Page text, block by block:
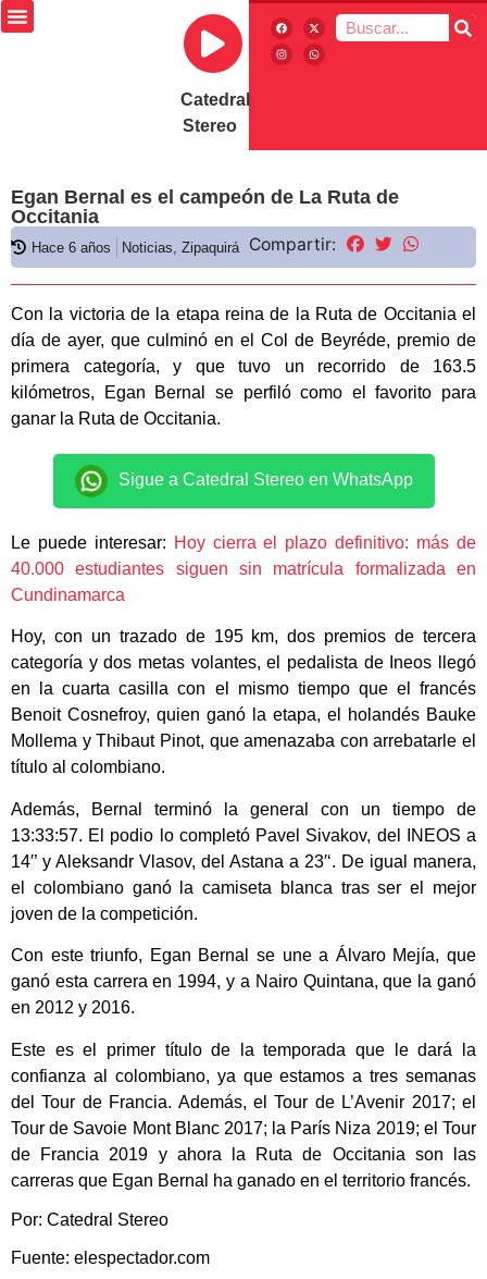
Catedral
Stereo
Egan Bernal es el campeón de La Ruta de
Occitania
Hace 6 años Noticias Zipaquirá Compartir:
Con la victoria de la etapa reina de la Ruta de Occitania el
día de ayer, que culminó en el Col de Beyréde, premio de
primera categoría, y que tuvo un recorrido de 163.5
kilómetros, Egan Bernal se perfiló como el favorito para
ganar la Ruta de Occitania.
Sigue a Catedral Stereo en WhatsApp
Le puede interesar: Hoy cierra el plazo definitivo: más de
40.000 estudiantes siguen sin matrícula formalizada en
Cundinamarca
Hoy, con un trazado de 195 km, dos premios de tercera
categoría y dos metas volantes, el pedalista de Ineos llegó
en la cuarta casilla con el mismo tiempo que el francés
Benoit Cosnefroy, quien ganó la etapa, el holandés Bauke
Mollema y Thibaut Pinot, que amenazaba con arrebatarle el
título al colombiano.
Además, Bernal terminó la general con un tiempo de
13:33:57. El podio lo completó Pavel Sivakov, del INEOS a
14′’ y Aleksandr Vlasov, del Astana a 23′‘. De igual manera,
el colombiano ganó la camiseta blanca tras ser el mejor
joven de la competición.
Con este triunfo, Egan Bernal se une a Álvaro Mejía, que
ganó esta carrera en 1994, y a Nairo Quintana, que la ganó
en 2012 y 2016.
Este es el primer título de la temporada que le dará la
confianza al colombiano, ya que estamos a tres semanas
del Tour de Francia. Además, el Tour de L’Avenir 2017; el
Tour de Savoie Mont Blanc 2017; la París Niza 2019; el Tour
de Francia 2019 y ahora la Ruta de Occitania son las
carreras que Egan Bernal ha ganado en el territorio francés.
Por: Catedral Stereo
Fuente: elespectador.com